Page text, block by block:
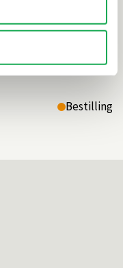
3 220,–